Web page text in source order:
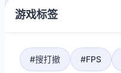
游戏标签
#搜打撤 #FPS